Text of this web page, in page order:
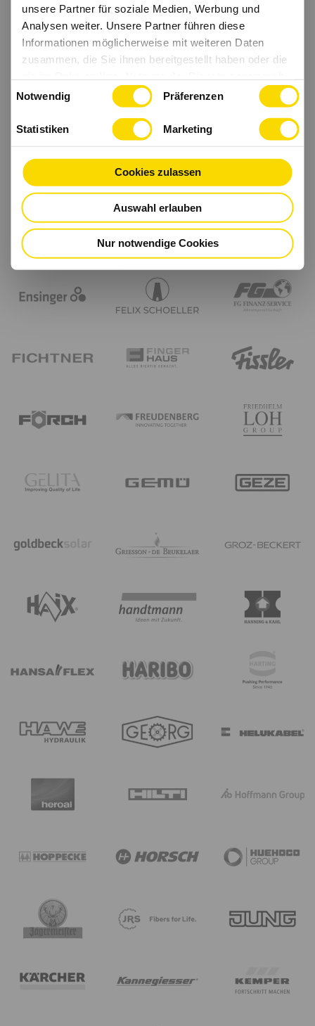
unsere Partner für soziale Medien, Werbung und
Analysen weiter. Unsere Partner führen diese
Informationen möglicherweise mit weiteren Daten
zusammen, die Sie ihnen bereitgestellt haben oder die
haben.
Notwendig Präferenzen
Statistiken Marketing
Cookies zulassen
Auswahl erlauben
Nur notwendige Cookies